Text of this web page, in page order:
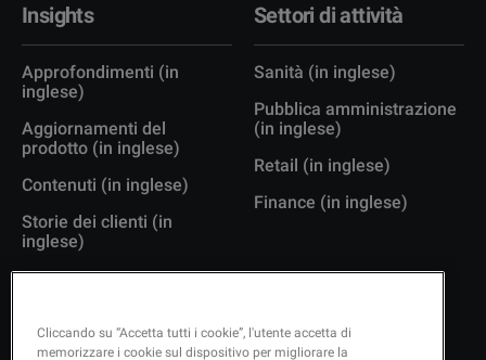
Insights
Approfondimenti (in
inglese)
Aggiornamenti del
prodotto (in inglese)
Contenuti (in inglese)
Storie dei clienti (in
inglese)
Settori di attività
Sanità (in inglese)
Pubblica amministrazione
(in inglese)
Retail (in inglese)
Finance (in inglese)
Cliccando su “Accetta tutti i cookie”, l'utente accetta di
memorizzare i cookie sul dispositivo per migliorare la